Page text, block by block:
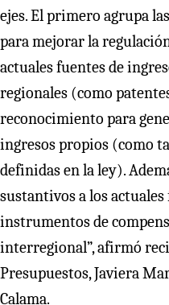
ejes. El primero agrupa
para mejorar la
actuales fuentes de
regionales (como
reconocimiento para
ingresos propios (como
definidas en la ley).
sustantivos a los
instrumentos de
interregional”, afirmó
Presupuestos, Javiera
Calama.